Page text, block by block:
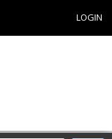
LOGIN